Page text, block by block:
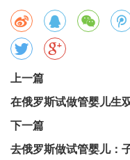
上一篇
在俄罗斯试做管婴儿生
下一篇
去俄罗斯做试管婴儿：